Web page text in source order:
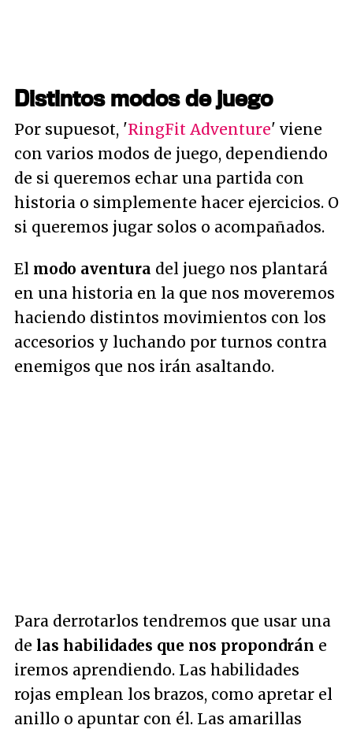
Distintos modos de juego
Por supuesot, 'RingFit Adventure' viene
con varios modos de juego, dependiendo
de si queremos echar una partida con
historia o simplemente hacer ejercicios. O
si queremos jugar solos o acompañados.
El modo aventura del juego nos plantará
en una historia en la que nos moveremos
haciendo distintos movimientos con los
accesorios y luchando por turnos contra
enemigos que nos irán asaltando.
Para derrotarlos tendremos que usar una
de las habilidades que nos propondrán e
iremos aprendiendo. Las habilidades
rojas emplean los brazos, como apretar el
anillo o apuntar con él. Las amarillas